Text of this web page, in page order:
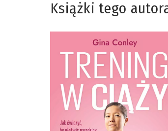
Książki tego